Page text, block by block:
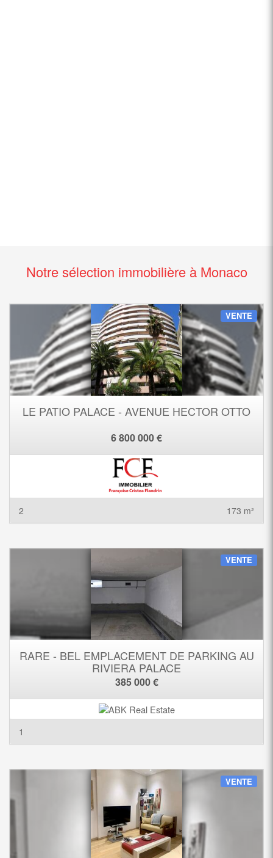
Notre sélection immobilière à Monaco
VENTE
LE PATIO PALACE - AVENUE HECTOR OTTO
6 800 000 €
2 173 m²
VENTE
RARE - BEL EMPLACEMENT DE PARKING AU
RIVIERA PALACE
385 000 €
1
VENTE